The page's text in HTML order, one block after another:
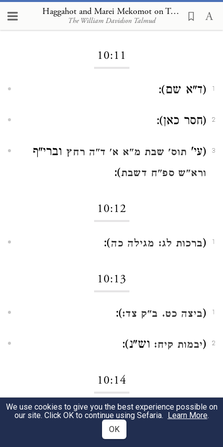
Haggahot and Marei Mekomot on Tractate Kallah Rabbati 10:11
The William Davidson Talmud
Loading...
10:11
1 (ד"א שם):
2 (חסר כאן):
3 (עי' תוס' שבת מ"א א' ד"ה רחץ וברי"ף
ורא"ש ספ"ח דשבת):
10:12
1
(ברכות לג: מגילה כה):
10:13
1
(ביצה כט. ב"ק צד:):
2
(יבמות קיח: וש"נ):
10:14
(פסחים נ: ד"א פי"א):
We use cookies to give you the best experience possible on
our site. Click OK to continue using Sefaria. Learn More.
OK